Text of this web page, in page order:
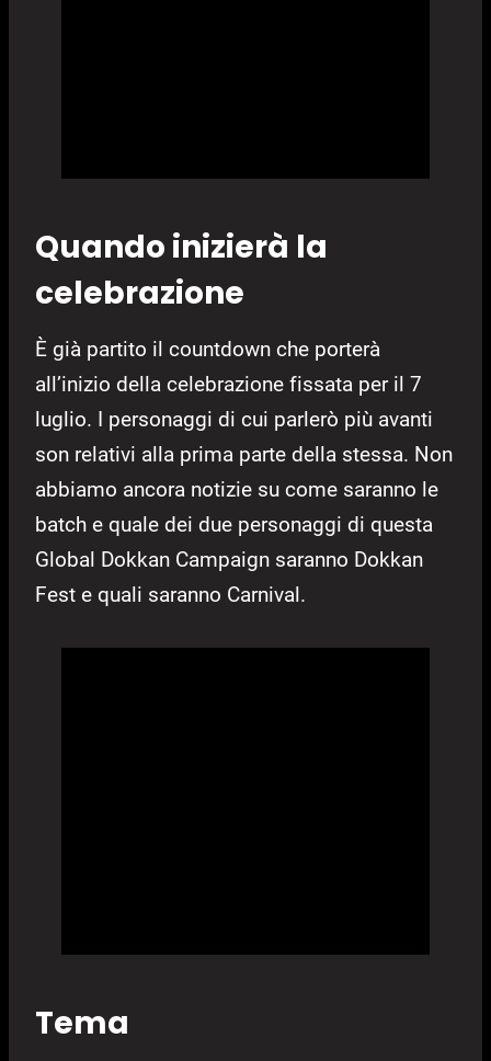
Quando inizierà la
celebrazione
È già partito il countdown che porterà
all’inizio della celebrazione fissata per il 7
luglio. I personaggi di cui parlerò più avanti
son relativi alla prima parte della stessa. Non
abbiamo ancora notizie su come saranno le
batch e quale dei due personaggi di questa
Global Dokkan Campaign saranno Dokkan
Fest e quali saranno Carnival.
Tema